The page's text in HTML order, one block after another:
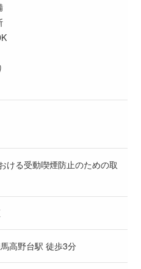
ける受動喫煙防止のための取
高野台駅 徒歩3分